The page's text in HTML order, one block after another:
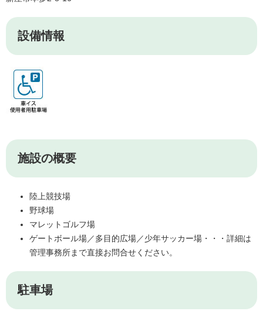
設備情報
施設の概要
陸上競技場
野球場
マレットゴルフ場
ゲートボール場／多目的広場／少年サッカー場・・・詳細は
管理事務所まで直接お問合せください。
駐車場